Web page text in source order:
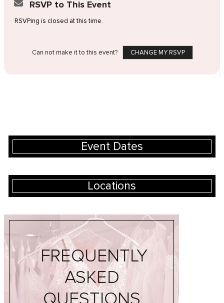
RSVP to This Event
RSVPing is closed at this time.
Can not make it to this event? CHANGE MY RSVP
Event Dates
Locations